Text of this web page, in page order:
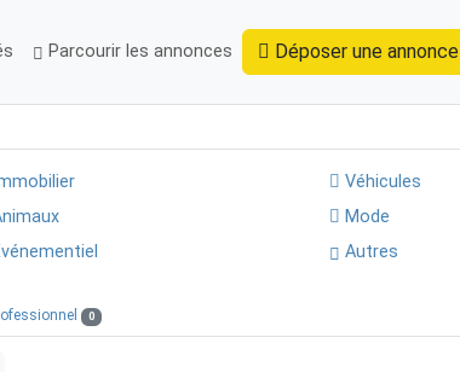
Parcourir les annonces Déposer une annonce
Véhicules
Mode
Autres
0